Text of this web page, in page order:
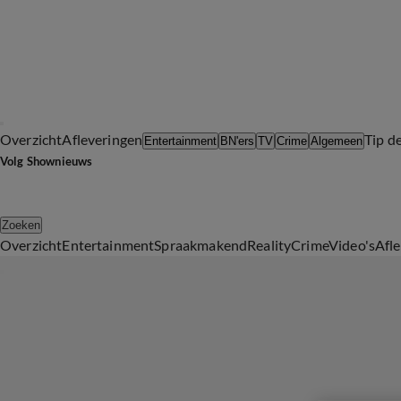
OverzichtAfleveringen Entertainment BN'ers TV Crime AlgemeenTip
Volg Shownieuws
Zoeken
OverzichtEntertainmentSpraakmakendRealityCrimeVideo's